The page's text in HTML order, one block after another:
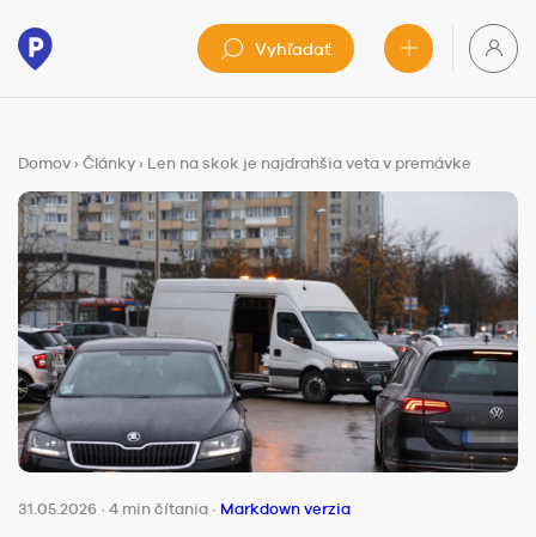
Vyhľadať
Domov › Články › Len na skok je najdrahšia veta v premávke
31.05.2026 · 4 min čítania · Markdown verzia